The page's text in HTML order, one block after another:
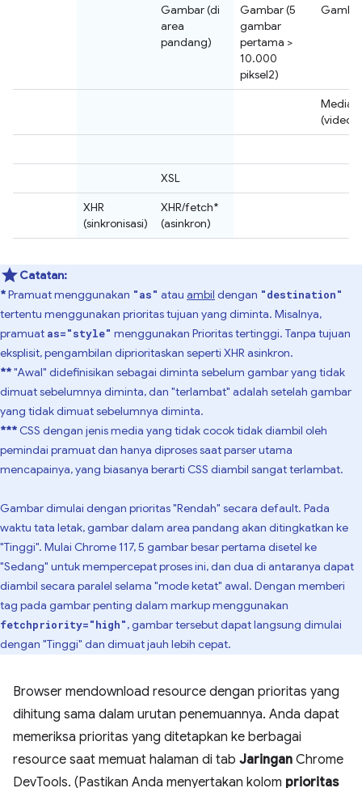
Gambar (di
area
pandang)
Gambar (5
gambar
pertama >
10.000
piksel2)
Media
(video/
XSL
XHR
(sinkronisasi)
XHR/fetch*
(asinkron)
Catatan:
*Pramuat menggunakan "as" atau ambil dengan "destination"
tertentu menggunakan prioritas tujuan yang diminta. Misalnya,
pramuat as="style" menggunakan Prioritas tertinggi. Tanpa tujuan
eksplisit, pengambilan diprioritaskan seperti XHR asinkron.
**"Awal" didefinisikan sebagai diminta sebelum gambar yang tidak
dimuat sebelumnya diminta, dan "terlambat" adalah setelah gambar
yang tidak dimuat sebelumnya diminta.
*** CSS dengan jenis media yang tidak cocok tidak diambil oleh
pemindai pramuat dan hanya diproses saat parser utama
mencapainya, yang biasanya berarti CSS diambil sangat terlambat.
Gambar dimulai dengan prioritas "Rendah" secara default. Pada
waktu tata letak, gambar dalam area pandang akan ditingkatkan ke
"Tinggi". Mulai Chrome 117, 5 gambar besar pertama disetel ke
"Sedang" untuk mempercepat proses ini, dan dua di antaranya dapat
diambil secara paralel selama "mode ketat" awal. Dengan memberi
tag pada gambar penting dalam markup menggunakan
fetchpriority="high", gambar tersebut dapat langsung dimulai
dengan "Tinggi" dan dimuat jauh lebih cepat.
Browser mendownload resource dengan prioritas yang
dihitung sama dalam urutan penemuannya. Anda dapat
memeriksa prioritas yang ditetapkan ke berbagai
resource saat memuat halaman di tab Jaringan Chrome
DevTools. (Pastikan Anda menyertakan kolom prioritas